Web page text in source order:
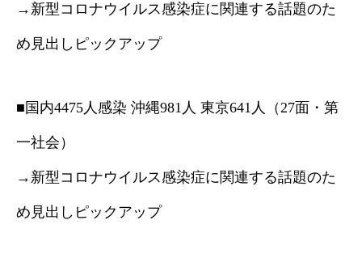
→新型コロナウイルス感染症に関連する話題のた
め見出しピックアップ
■国内4475人感染 沖縄981人 東京641人（27面・第
一社会）
→新型コロナウイルス感染症に関連する話題のた
め見出しピックアップ